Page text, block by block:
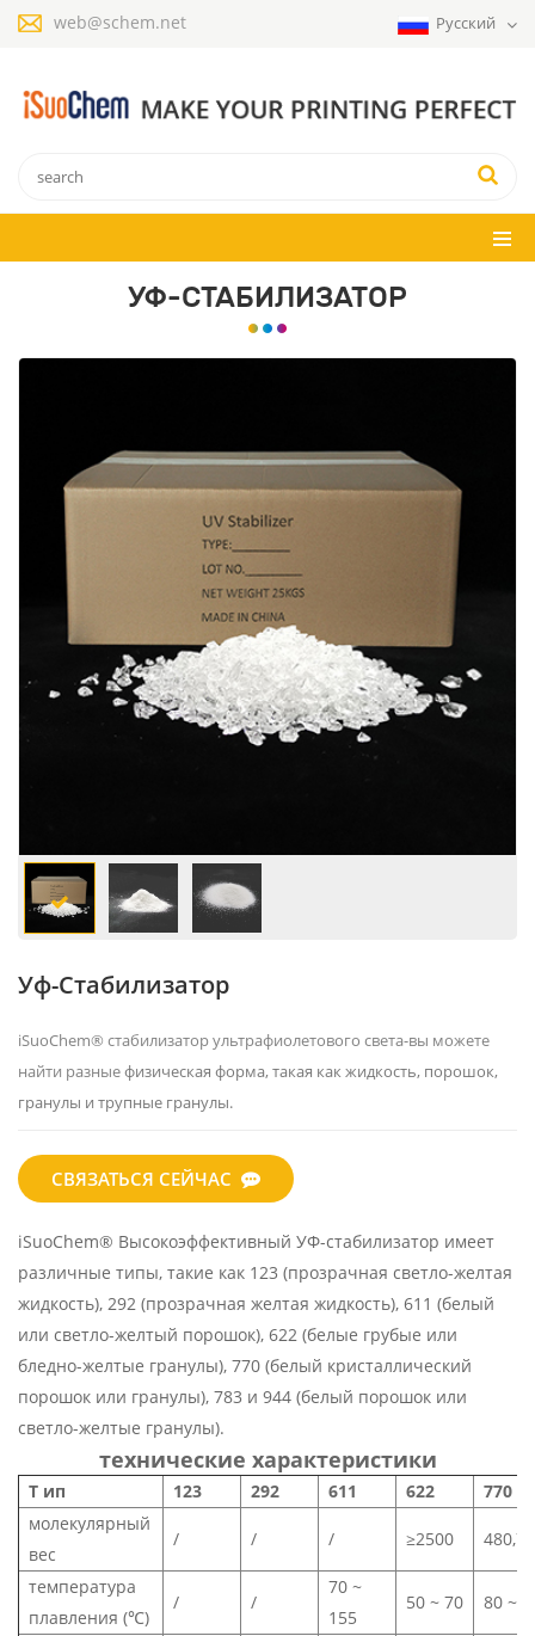
web@schem.net Русский
УФ-СТАБИЛИЗАТОР
Уф-Стабилизатор
iSuoChem® стабилизатор ультрафиолетового света-вы можете
найти разныефизическая форма, такая как жидкость, порошок,
гранулы и трупные гранулы.
СВЯЗАТЬСЯ СЕЙЧАС
iSuoChem® Высокоэффективный УФ-стабилизатор имеет
различные типы, такие как 123 (прозрачная светло-желтая
жидкость), 292 (прозрачная желтая жидкость), 611 (белый
или светло-желтый порошок), 622 (белые грубые или
бледно-желтые гранулы), 770 (белый кристаллический
порошок или гранулы), 783 и 944 (белый порошок или
светло-желтые гранулы).
технические характеристики
T ип 123 292 611 622
770
молекулярный
вес
/ / / ≥2500 480,74
температура
плавления (℃)
/ /
70 ~
155
50 ~ 70 80 ~